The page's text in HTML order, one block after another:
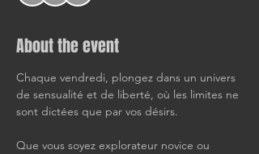
About the event
Chaque vendredi, plongez dans un univers
de sensualité et de liberté, où les limites ne
sont dictées que par vos désirs.
Que vous soyez explorateur novice ou